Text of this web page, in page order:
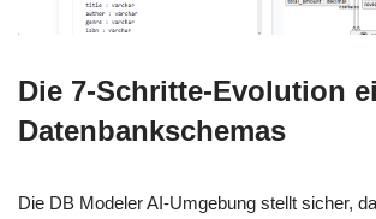
Die 7-Schritte-Evolution
Datenbankschemas
Die DB Modeler AI-Umgebung stellt sicher,